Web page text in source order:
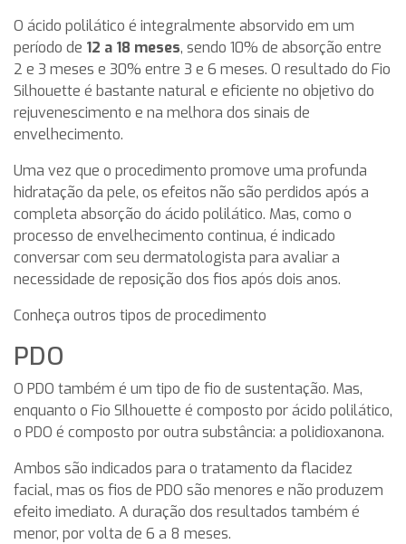
O ácido polilático é integralmente absorvido em um
período de 12 a 18 meses, sendo 10% de absorção entre
2 e 3 meses e 30% entre 3 e 6 meses. O resultado do Fio
Silhouette é bastante natural e eficiente no objetivo do
rejuvenescimento e na melhora dos sinais de
envelhecimento.
Uma vez que o procedimento promove uma profunda
hidratação da pele, os efeitos não são perdidos após a
completa absorção do ácido polilático. Mas, como o
processo de envelhecimento continua, é indicado
conversar com seu dermatologista para avaliar a
necessidade de reposição dos fios após dois anos.
Conheça outros tipos de procedimento
PDO
O PDO também é um tipo de fio de sustentação. Mas,
enquanto o Fio SIlhouette é composto por ácido polilático,
o PDO é composto por outra substância: a polidioxanona.
Ambos são indicados para o tratamento da flacidez
facial, mas os fios de PDO são menores e não produzem
efeito imediato. A duração dos resultados também é
menor, por volta de 6 a 8 meses.